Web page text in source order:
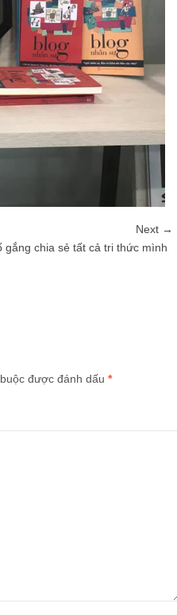
Next →
gắng chia sẻ tất cả tri thức mình
được đánh dấu *